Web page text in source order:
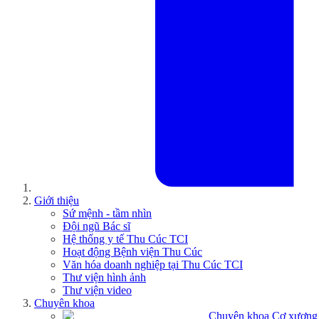
Giới thiệu
Sứ mệnh - tầm nhìn
Đội ngũ Bác sĩ
Hệ thống y tế Thu Cúc TCI
Hoạt động Bệnh viện Thu Cúc
Văn hóa doanh nghiệp tại Thu Cúc TCI
Thư viện hình ảnh
Thư viện video
Chuyên khoa
Chuyên khoa Cơ